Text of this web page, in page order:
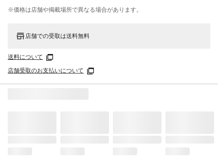
※価格は​店舗や​掲載場所で​異なる​場合が​あります。
店舗での受取は送料無料
送料について
店舗受取のお支払いについて